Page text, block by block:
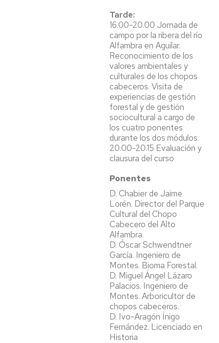
Tarde:
16.00-20.00 Jornada de
campo por la ribera del río
Alfambra en Aguilar.
Reconocimiento de los
valores ambientales y
culturales de los chopos
cabeceros. Visita de
experiencias de gestión
forestal y de gestión
sociocultural a cargo de
los cuatro ponentes
durante los dos módulos.
20.00-20.15 Evaluación y
clausura del curso
Ponentes
D. Chabier de Jaime
Lorén. Director del Parque
Cultural del Chopo
Cabecero del Alto
Alfambra.
D. Óscar Schwendtner
García. Ingeniero de
Montes. Bioma Forestal.
D. Miguel Ángel Lázaro
Palacios. Ingeniero de
Montes. Arboricultor de
chopos cabeceros.
D. Ivo-Aragón Ínigo
Fernández. Licenciado en
Historia